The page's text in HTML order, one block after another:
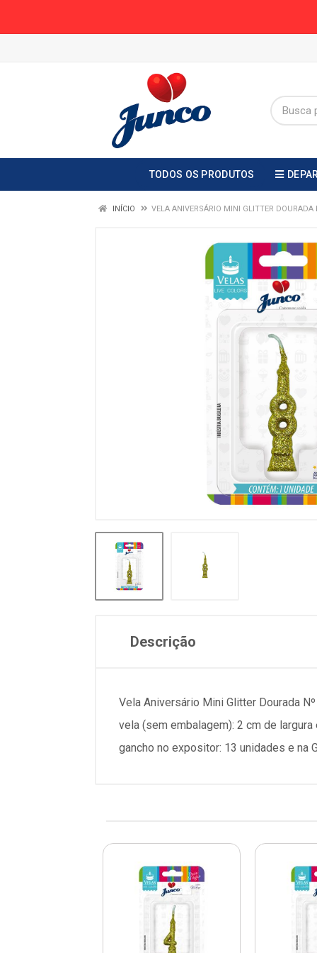
TODOS OS PRODUTOS
INÍCIO VELA ANIVERSÁRIO MINI GLITTER DOURADA
Descrição
Vela Aniversário Mini Glitter Dourada
vela (sem embalagem): 2 cm de
gancho no expositor: 13 unidades e na